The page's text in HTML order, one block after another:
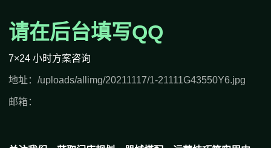
请在后台填写QQ
7×24 小时方案咨询
地址：/uploads/allimg/20211117/1-21111G43550Y6.jpg
邮箱：